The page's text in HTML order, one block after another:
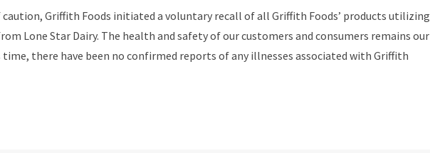
caution, Griffith Foods initiated a voluntary recall of all Griffith Foods’ products utilizing
Lone Star Dairy. The health and safety of our customers and consumers remains our
there have been no confirmed reports of any illnesses associated with Griffith